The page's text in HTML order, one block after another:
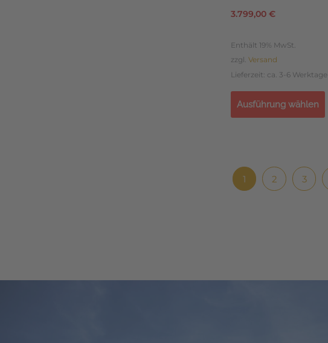
3.799,00 €
Enthält 19% MwSt.
zzgl. Versand
Lieferzeit: ca. 3-6 Werktage
Ausführung wählen
1 2 3